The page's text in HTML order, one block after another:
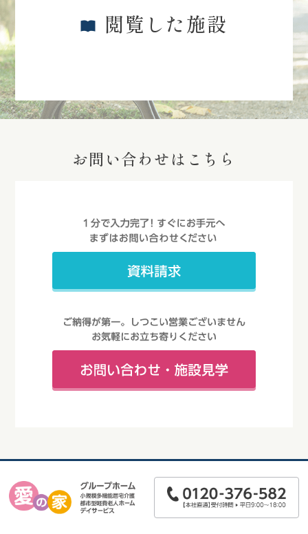
閲覧した施設
お問い合わせはこちら